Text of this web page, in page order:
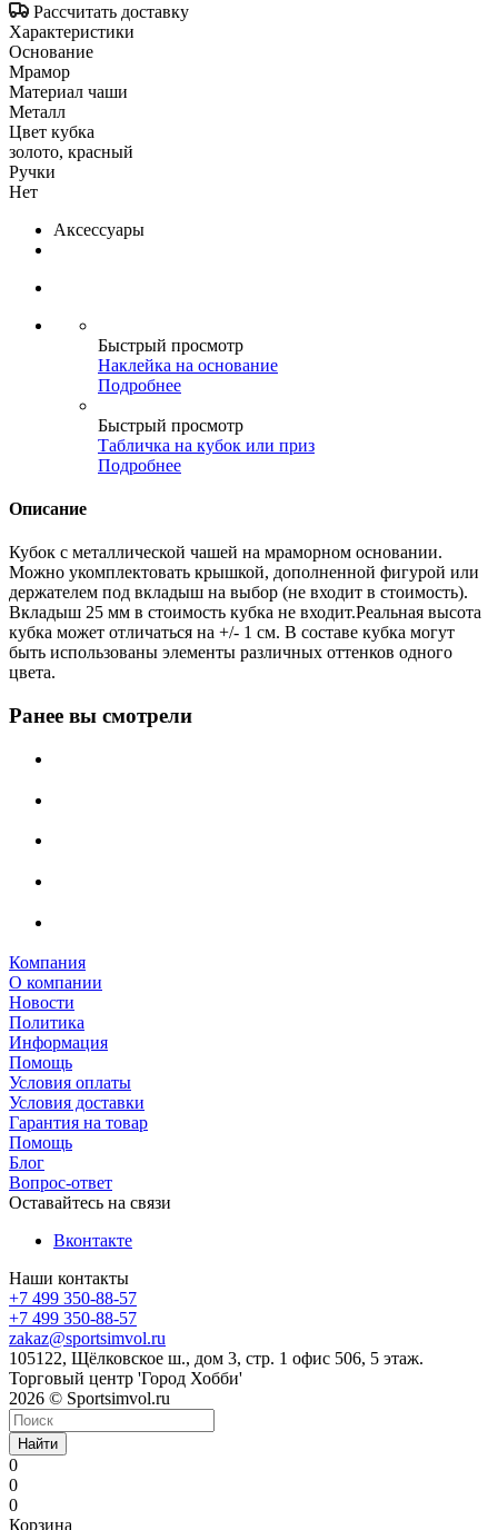
Рассчитать доставку
Характеристики
Основание
Мрамор
Материал чаши
Металл
Цвет кубка
золото, красный
Ручки
Нет
Аксессуары
Быстрый просмотр
Наклейка на основание
Подробнее
Быстрый просмотр
Табличка на кубок или приз
Подробнее
Описание
Кубок с металлической чашей на мраморном основании.
Можно укомплектовать крышкой, дополненной фигурой или
держателем под вкладыш на выбор (не входит в стоимость).
Вкладыш 25 мм в стоимость кубка не входит.Реальная высота
кубка может отличаться на +/- 1 см. В составе кубка могут
быть использованы элементы различных оттенков одного
цвета.
Ранее вы смотрели
Компания
О компании
Новости
Политика
Информация
Помощь
Условия оплаты
Условия доставки
Гарантия на товар
Помощь
Блог
Вопрос-ответ
Оставайтесь на связи
Вконтакте
Наши контакты
+7 499 350-88-57
+7 499 350-88-57
zakaz@sportsimvol.ru
105122, Щёлковское ш., дом 3, стр. 1 офис 506, 5 этаж.
Торговый центр 'Город Хобби'
2026 © Sportsimvol.ru
Найти
0
0
0
Корзина